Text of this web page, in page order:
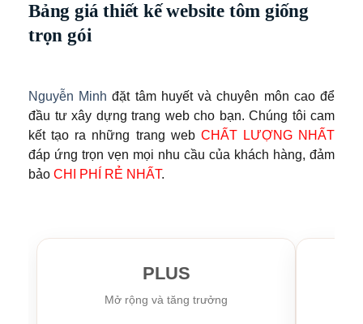
Bảng giá thiết kế website tôm giống
trọn gói
Nguyễn Minh đặt tâm huyết và chuyên môn cao để
đầu tư xây dựng trang web cho bạn. Chúng tôi cam
kết tạo ra những trang web CHẤT LƯỢNG NHẤT
đáp ứng trọn vẹn mọi nhu cầu của khách hàng, đảm
bảo CHI PHÍ RẺ NHẤT.
PLUS
Mở rộng và tăng trưởng